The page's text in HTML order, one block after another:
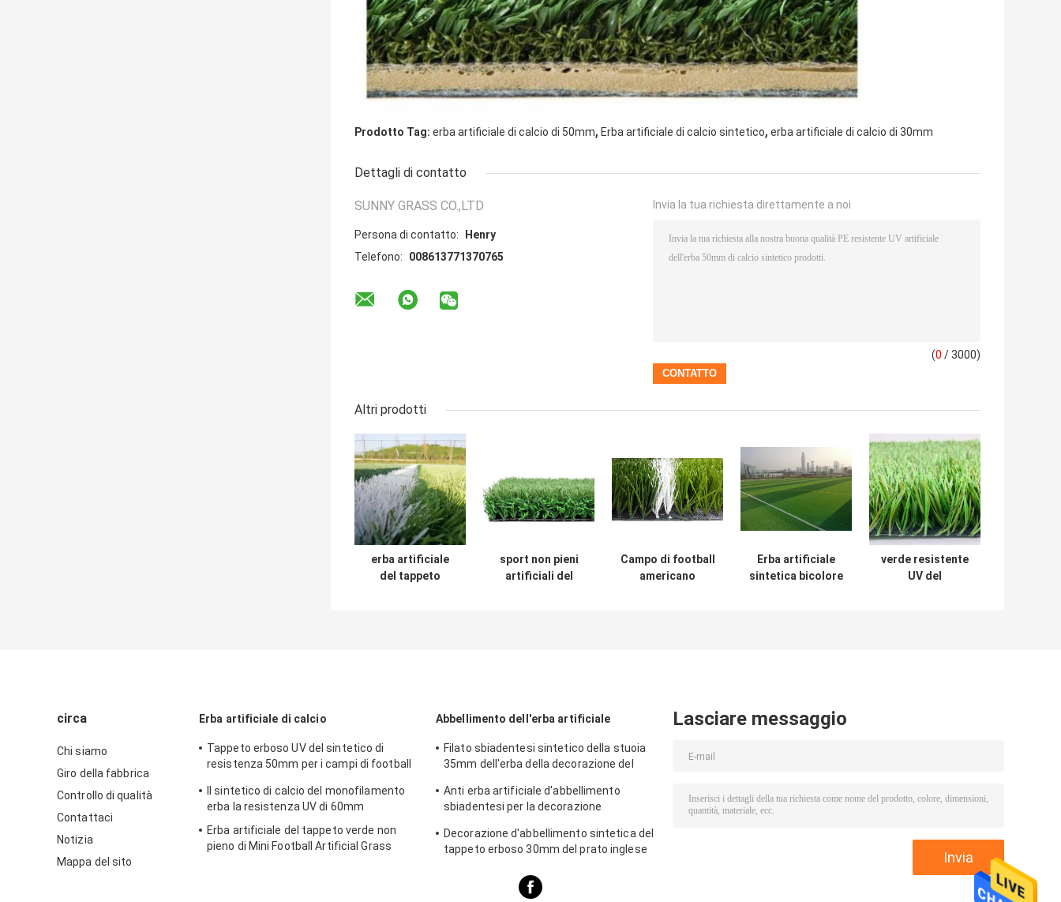
Prodotto Tag: erba artificiale di calcio di 50mm, Erba artificiale di calcio sintetico, erba artificiale di calcio di 30mm
Dettagli di contatto
SUNNY GRASS CO.,LTD
Persona di contatto:
Henry
Telefono:
008613771370765
Invia la tua richiesta direttamente a noi
(0 / 3000)
Altri prodotti
erba artificiale
del tappeto
sport non pieni
artificiali del
Campo di football
americano
Erba artificiale
sintetica bicolore
verde resistente
UV del
circa
Chi siamo
Giro della fabbrica
Controllo di qualità
Contattaci
Notizia
Mappa del sito
Erba artificiale di calcio
Tappeto erboso UV del sintetico di
resistenza 50mm per i campi di football
Il sintetico di calcio del monofilamento
erba la resistenza UV di 60mm
Erba artificiale del tappeto verde non
pieno di Mini Football Artificial Grass
Abbellimento dell'erba artificiale
Filato sbiadentesi sintetico della stuoia
35mm dell'erba della decorazione del
Anti erba artificiale d'abbellimento
sbiadentesi per la decorazione
Decorazione d'abbellimento sintetica del
tappeto erboso 30mm del prato inglese
Lasciare messaggio